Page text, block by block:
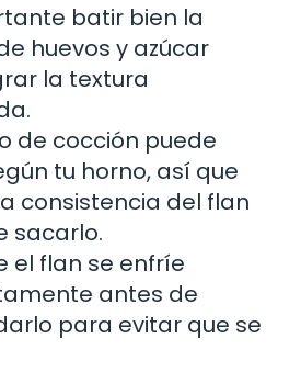
batir bien la
huevos y azúcar
la textura
de cocción puede
tu horno, así que
consistencia del flan
sacarlo.
el flan se enfríe
antes de
para evitar que se